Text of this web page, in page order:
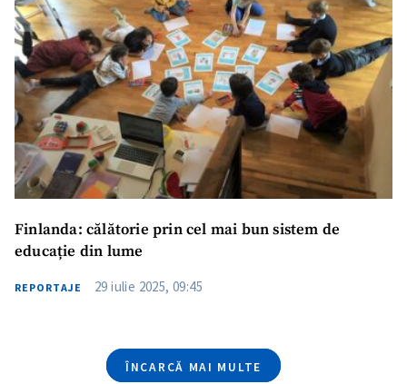
Finlanda: călătorie prin cel mai bun sistem de
educație din lume
REPORTAJE 29 iulie 2025, 09:45
ÎNCARCĂ MAI MULTE